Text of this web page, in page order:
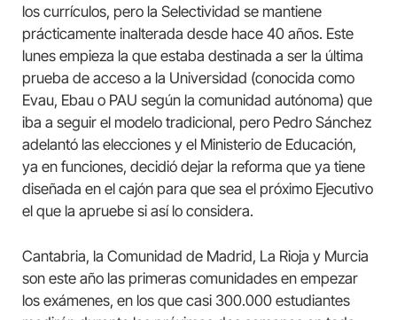
los currículos, pero la Selectividad se mantiene
prácticamente inalterada desde hace 40 años. Este
lunes empieza la que estaba destinada a ser la última
prueba de acceso a la Universidad (conocida como
Evau, Ebau o PAU según la comunidad autónoma) que
iba a seguir el modelo tradicional, pero Pedro Sánchez
adelantó las elecciones y el Ministerio de Educación,
ya en funciones, decidió dejar la reforma que ya tiene
diseñada en el cajón para que sea el próximo Ejecutivo
el que la apruebe si así lo considera.
Cantabria, la Comunidad de Madrid, La Rioja y Murcia
son este año las primeras comunidades en empezar
los exámenes, en los que casi 300.000 estudiantes